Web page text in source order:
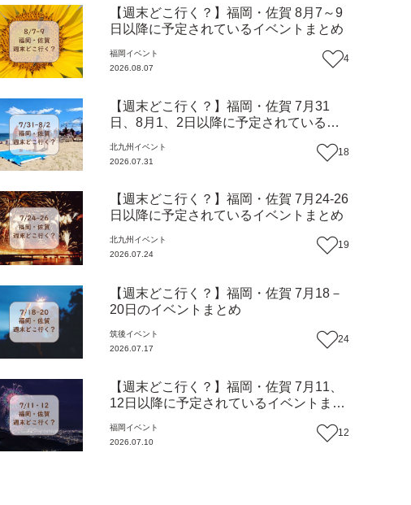
【週末どこ行く？】福岡・佐賀 8月7～9
日以降に予定されているイベントまとめ
福岡 イベント
2026.08.07
4
【週末どこ行く？】福岡・佐賀 7月31
日、8月1、2日以降に予定されているイ
北九州 イベント
2026.07.31
18
【週末どこ行く？】福岡・佐賀 7月24-26
日以降に予定されているイベントまとめ
北九州 イベント
2026.07.24
19
【週末どこ行く？】福岡・佐賀 7月18－
20日のイベントまとめ
筑後イベント
2026.07.17
24
【週末どこ行く？】福岡・佐賀 7月11、
12日以降に予定されているイベントまと
福岡 イベント
2026.07.10
12